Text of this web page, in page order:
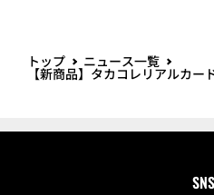
トップ ニュース一覧
【新商品】タカコレリアルカ
SNS